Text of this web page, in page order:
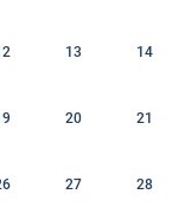
13 14
20 21
27 28